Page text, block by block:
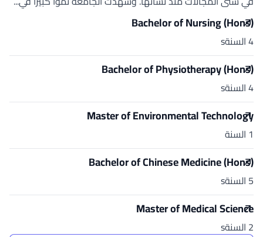
Bachelor of Nursing (Hons)
4 السنةs
Bachelor of Physiotherapy (Hons)
4 السنةs
Master of Environmental Technology
1 السنة
Bachelor of Chinese Medicine (Hons)
5 السنةs
Master of Medical Science
2 السنةs